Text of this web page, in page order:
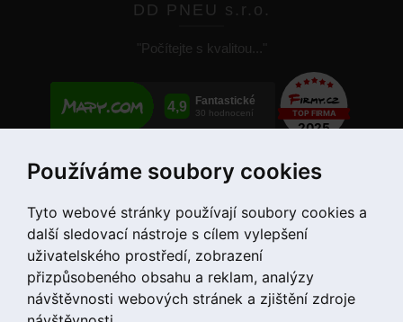
Používáme soubory cookies
Tyto webové stránky používají soubory cookies a
další sledovací nástroje s cílem vylepšení
uživatelského prostředí, zobrazení
přizpůsobeného obsahu a reklam, analýzy
návštěvnosti webových stránek a zjištění zdroje
DD PNEU s.r.o.
"Počítejte s kvalitou..."
+420 775 55 66 99